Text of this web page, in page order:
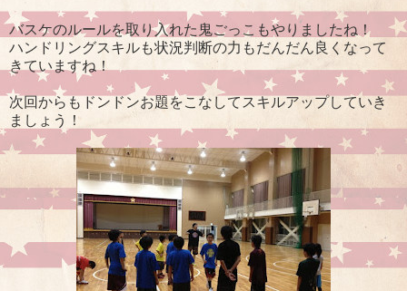
バスケのルールを取り入れた鬼ごっこもやりましたね！
ハンドリングスキルも状況判断の力もだんだん良くなって
きていますね！
次回からもドンドンお題をこなしてスキルアップしていき
ましょう！